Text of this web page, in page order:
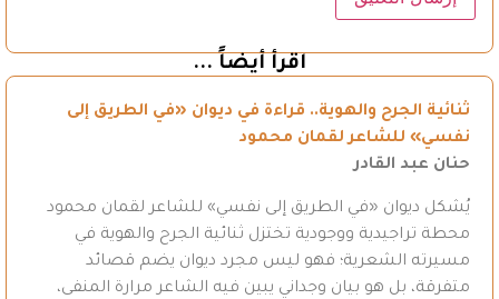
اقرأ أيضاً ...
ثنائية الجرح والهوية.. قراءة في ديوان «في الطريق إلى
نفسي» للشاعر لقمان محمود
حنان عبد القادر
يُشكل ديوان «في الطريق إلى نفسي» للشاعر لقمان محمود
محطة تراجيدية ووجودية تختزل ثنائية الجرح والهوية في
مسيرته الشعرية؛ فهو ليس مجرد ديوان يضم قصائد
متفرقة، بل هو بيان وجداني يبين فيه الشاعر مرارة المنفى،